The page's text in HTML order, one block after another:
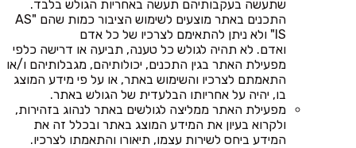
שתעשה בעקבותיהם תעשה באחריות הגולש בלבד.
התכנים באתר מוצעים לשימוש הציבור כמות שהם "AS
IS" ולא ניתן להתאימם לצרכיו של כל אדם
ואדם. לא תהיה לגולש כל טענה, תביעה או דרישה כלפי
מפעילת האתר בגין התכנים, יכולותיהם, מגבלותיהם ו/או
התאמתם לצרכיו והשימוש באתר, או על פי מידע המוצג
בו, יהיה על אחריותו הבלעדית של הגולש באתר.
מפעילת האתר ממליצה לגולשים באתר לנהוג בזהירות,
ולקרוא בעיון את המידע המוצג באתר ובכלל זה את
המידע ביחס לשירות עצמו, תיאורו והתאמתו לצרכיו.